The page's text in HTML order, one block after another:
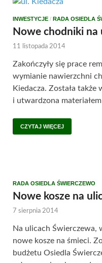
INWESTYCJE / RADA OSIEDLA
Nowe chodniki na
11 listopada 2014
Zakończyły się prace
wymianie nawierzchni
Kiedacza. Została
i utwardzona
CZYTAJ WIĘCEJ
RADA OSIEDLA ŚWIERCZEWO
Nowe kosze na
7 sierpnia 2014
Na ulicach Świerczewa,
nowe kosze na śmieci.
budżetu Osiedla